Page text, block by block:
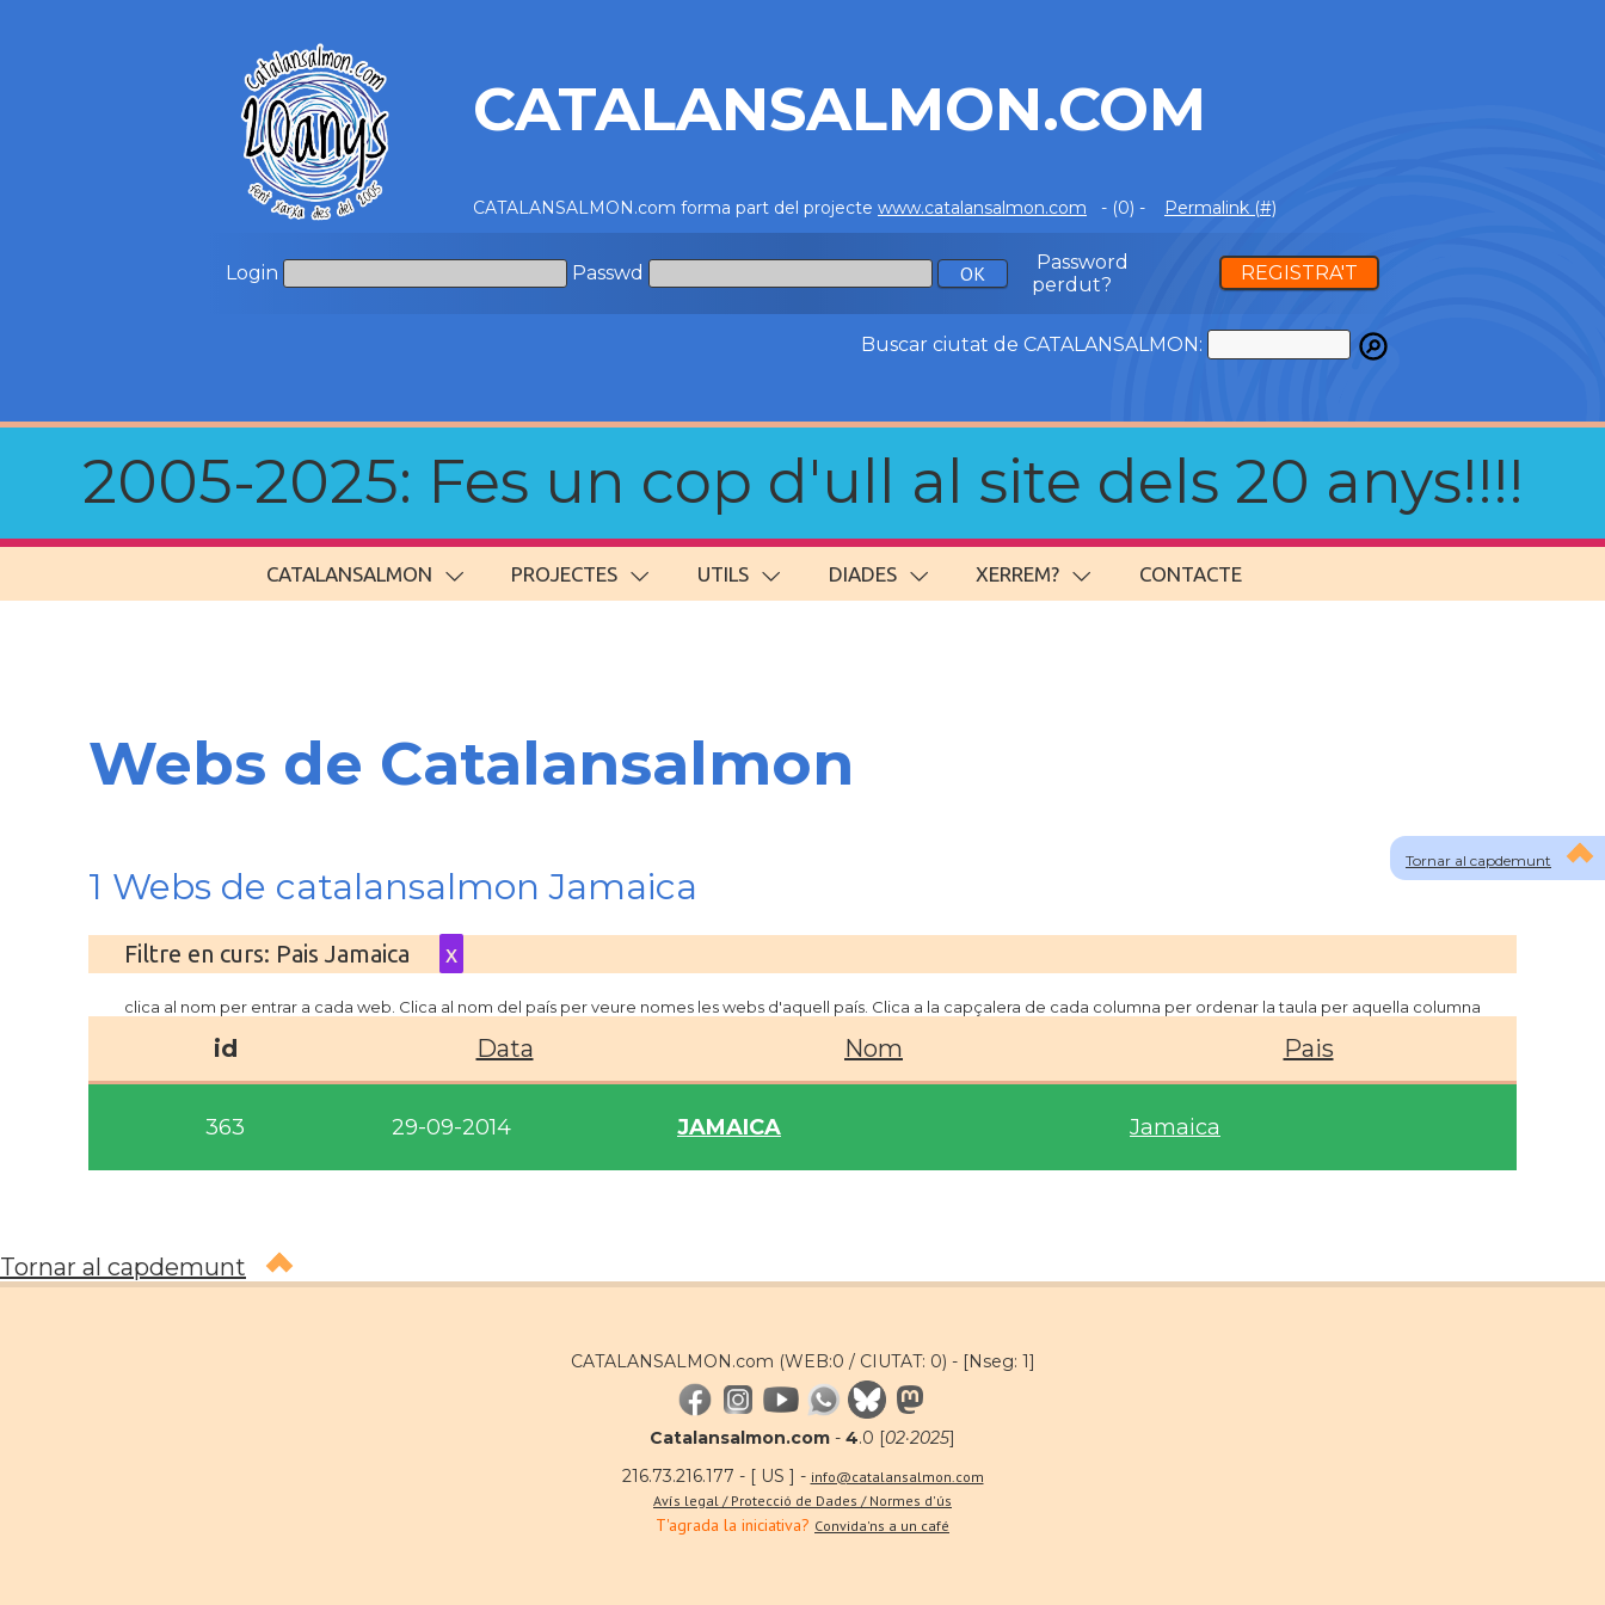
CATALANSALMON.COM
CATALANSALMON.com forma part del projecte www.catalansalmon.com - (0) - Permalink (#)
Login Passwd
Password
perdut?
REGISTRA'T
Buscar ciutat de CATALANSALMON:
2005-2025: Fes un cop d'ull al site dels 20 anys!!!!
CATALANSALMON PROJECTES UTILS DIADES XERREM? CONTACTE
Tornar al capdemunt
Webs de Catalansalmon
1 Webs de catalansalmon Jamaica
Filtre en curs: Pais Jamaica x
clica al nom per entrar a cada web. Clica al nom del país per veure nomes les webs d'aquell país. Clica a la capçalera de cada columna per ordenar la taula per aquella columna
id Data Nom Pais
363 29-09-2014 JAMAICA Jamaica
Tornar al capdemunt
CATALANSALMON.com (WEB:0 / CIUTAT: 0) - [Nseg: 1]
Catalansalmon.com - 4.0 [02·2025]
216.73.216.177 - [ US ] - info@catalansalmon.com
Avís legal / Protecció de Dades / Normes d'ús
T'agrada la iniciativa? Convida'ns a un café